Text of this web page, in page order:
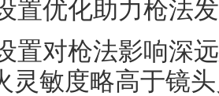
置优化助力枪法
置对枪法影响深
灵敏度略高于镜